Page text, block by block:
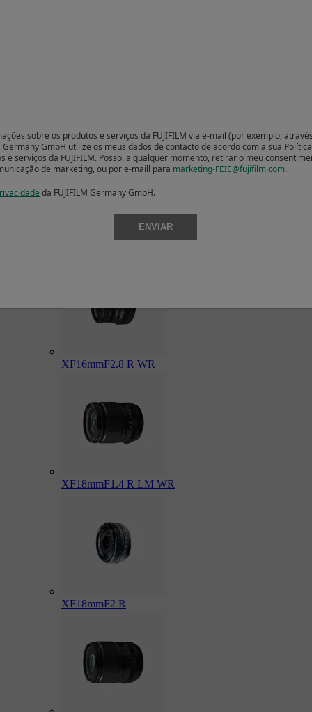
XF16mmF2.8 R WR
XF18mmF1.4 R LM WR
XF18mmF2 R
sobre os produtos e serviços da FUJIFILM via e-mail (por exemplo,
Germany GmbH utilize os meus dados de contacto de acordo com a sua
serviços da FUJIFILM. Posso, a qualquer momento, retirar o meu
de marketing, ou por e-maill para marketing-FEIE@fujifilm.com.
da FUJIFILM Germany GmbH.
ENVIAR